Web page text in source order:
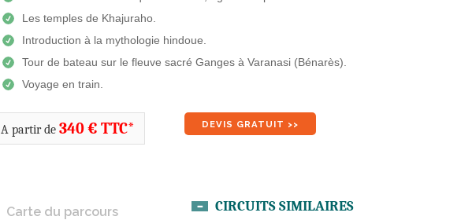
Les temples de Khajuraho.
Introduction à la mythologie hindoue.
Tour de bateau sur le fleuve sacré Ganges à Varanasi (Bénarès).
Voyage en train.
A partir de 340 € TTC* DEVIS GRATUIT >>
Carte du parcours CIRCUITS SIMILAIRES